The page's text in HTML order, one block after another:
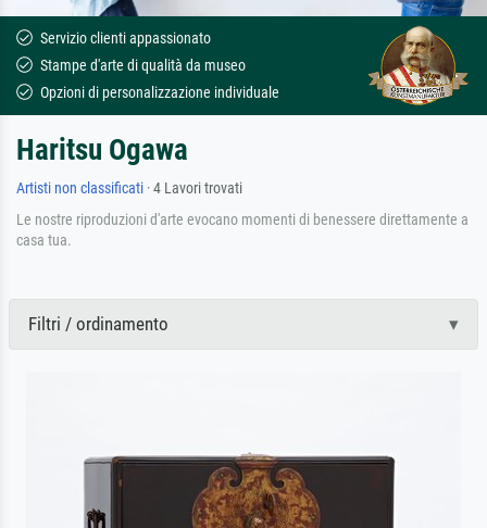
Servizio clienti appassionato
Stampe d'arte di qualità da museo
Opzioni di personalizzazione individuale
Haritsu Ogawa
Artisti non classificati · 4 Lavori trovati
Le nostre riproduzioni d'arte evocano momenti di benessere direttamente a
casa tua.
Filtri / ordinamento